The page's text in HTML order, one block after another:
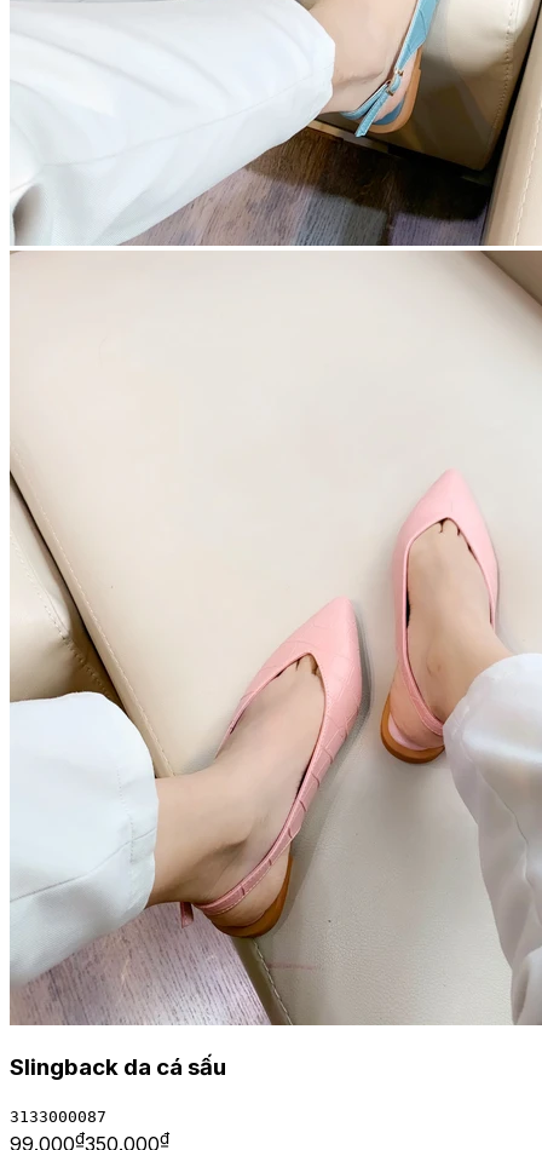
Slingback da cá sấu
3133000087
99.000₫350.000₫